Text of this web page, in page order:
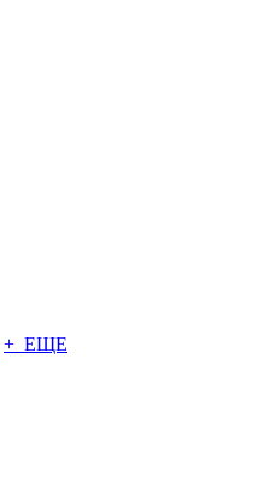
+ ЕЩЕ